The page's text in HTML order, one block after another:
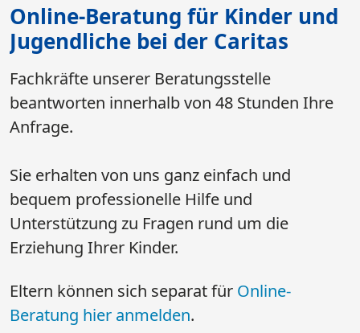
Online-Beratung für Kinder und
Jugendliche bei der Caritas
Fachkräfte unserer Beratungsstelle
beantworten innerhalb von 48 Stunden Ihre
Anfrage.
Sie erhalten von uns ganz einfach und
bequem professionelle Hilfe und
Unterstützung zu Fragen rund um die
Erziehung Ihrer Kinder.
Eltern können sich separat für Online-
Beratung hier anmelden.